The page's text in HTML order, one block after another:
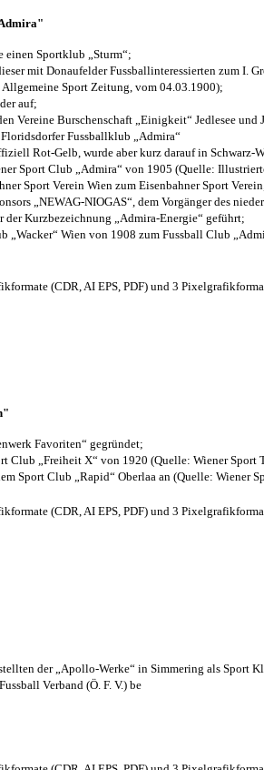
einen Sportklub „Sturm“;
mit Donaufelder Fussballinteressierten zum I.
Sport Zeitung, vom 04.03.1900);
auf;
Vereine Burschenschaft „Einigkeit“ Jedlesee
Fussballklub „Admira“
Rot-Gelb, wurde aber kurz darauf in Schwarz-
Sport Club „Admira“ von 1905 (Quelle:
Sport Verein Wien zum Eisenbahner Sport
„NEWAG-NIOGAS“, dem Vorgänger des
der Kurzbezeichnung „Admira-Energie“ geführt;
„Wacker“ Wien von 1908 zum Fussball Club
(CDR, AI EPS, PDF) und 3
Favoriten“ gegründet;
Club „Freiheit X“ von 1920 (Quelle: Wiener
Sport Club „Rapid“ Oberlaa an (Quelle:
(CDR, AI EPS, PDF) und 3
der „Apollo-Werke“ in Simmering als Sport
Verband (Ö. F. V.) be